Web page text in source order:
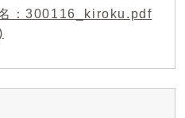
：300116_kiroku.pdf